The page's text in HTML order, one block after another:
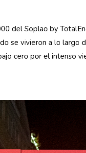
del Soplao by
se vivieron a lo largo
cero por el intenso